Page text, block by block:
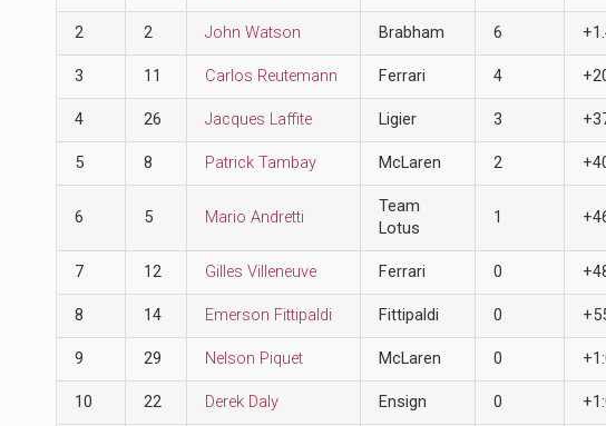
2 2 John Watson Brabham 6
3 11 Carlos Reutemann Ferrari 4
4 26 Jacques Laffite Ligier 3
5 8 Patrick Tambay McLaren 2
6 5 Mario Andretti
Team
Lotus
1
7 12 Gilles Villeneuve Ferrari 0
8 14 Emerson Fittipaldi Fittipaldi 0
9 29 Nelson Piquet McLaren 0
10 22 Derek Daly Ensign 0